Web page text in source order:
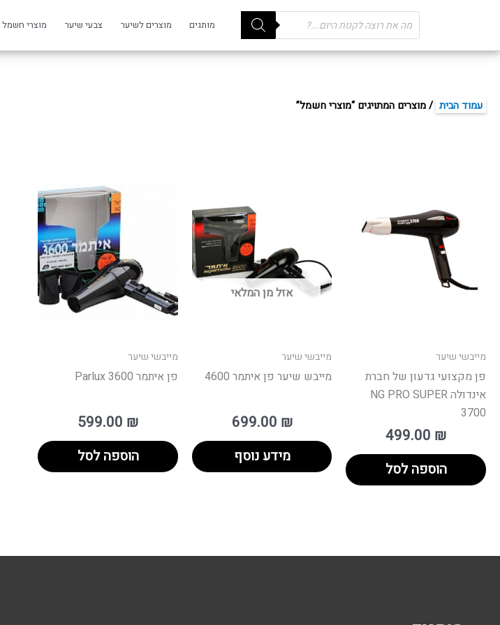
מותגים מוצרים לשיער צבעי שיער מוצרי חשמל
Products
search
עמוד הבית / מוצרים המתויגים “מוצרי חשמל”
מייבשי שיער
פן מקצועי גדעון של חברת
אינדולה NG PRO SUPER
3700
499.00 ₪
הוספה לסל
אזל מן המלאי
מייבשי שיער
מייבש שיער פן איתמר 4600
699.00 ₪
מידע נוסף
מייבשי שיער
פן איתמר 3600 Parlux
599.00 ₪
הוספה לסל